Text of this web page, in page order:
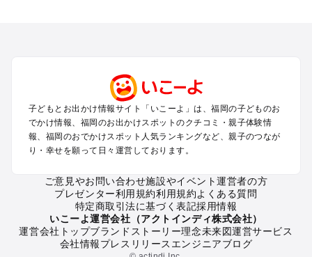
柳川・八女・筑後のプールお出かけ
糸島・前原のプールお出かけ
太宰府・宗像のプールお出かけ
福岡の定番お出かけスポット
福岡の動物園
福岡のバーベキュー
福岡の釣り
福岡の牧場
福岡のプール
子どもとお出かけ情報サイト「いこーよ」は、福岡の子どものお
でかけ情報、福岡のお出かけスポットのクチコミ・親子体験情
報、福岡のおでかけスポット人気ランキングなど、親子のつなが
り・幸せを願って日々運営しております。
ご意見やお問い合わせ施設やイベント運営者の方
プレゼンター利用規約利用規約よくある質問
特定商取引法に基づく表記採用情報
いこーよ運営会社（アクトインディ株式会社）
運営会社トップブランドストーリー理念未来図運営サービス
会社情報プレスリリース エンジニアブログ